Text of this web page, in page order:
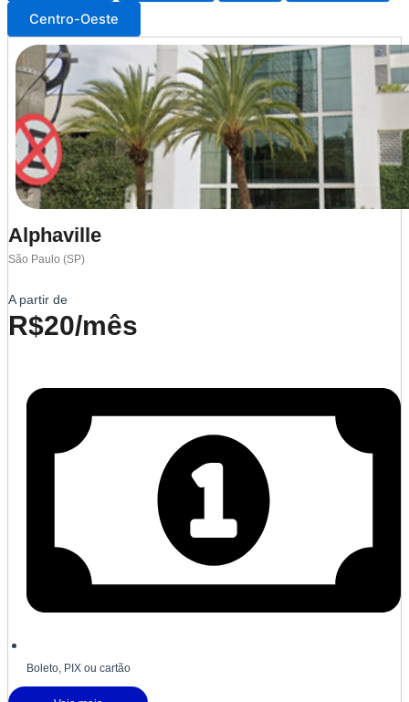
Centro-Oeste
Alphaville
São Paulo (SP)
A partir de
R$20/mês
Boleto, PIX ou cartão